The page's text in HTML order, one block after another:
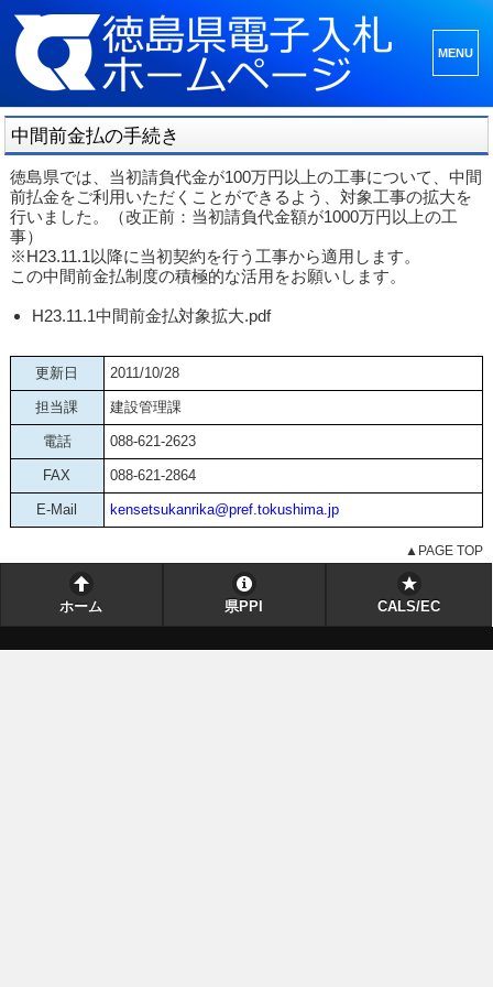
ーとウ
ィジェ
中間前金払の手続き
徳島県では、当初請負代金が100万円以上の工事について、中間
前払金をご利用いただくことができるよう、対象工事の拡大を
行いました。（改正前：当初請負代金額が1000万円以上の工
事）
※H23.11.1以降に当初契約を行う工事から適用します。
この中間前金払制度の積極的な活用をお願いします。
H23.11.1中間前金払対象拡大.pdf
更新日 2011/10/28
担当課 建設管理課
電話 088-621-2623
FAX 088-621-2864
E-Mail kensetsukanrika@pref.tokushima.jp
▲PAGE TOP
ホーム 県PPI CALS/EC